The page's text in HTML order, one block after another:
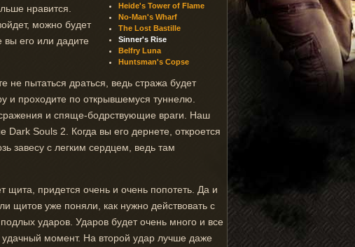
Heide's Tower of Flame
No-Man's Wharf
The Lost Bastille
Sinner's Rise
Belfry Luna
Huntsman's Copse
нравится.
можно будет
вы его или дадите
не пытаться драться, ведь стража будет
и проходите по открывшемуся туннелю.
и спяще-бодрствующие враги. Наш
Souls 2. Когда вы его дернете, откроется
завесу с легким сердцем, ведь там
придется очень и очень попотеть. Да и
щитов уже поняли, как нужно действовать с
ударов. Ударов будет очень много и все
момент. На второй удар лучше даже